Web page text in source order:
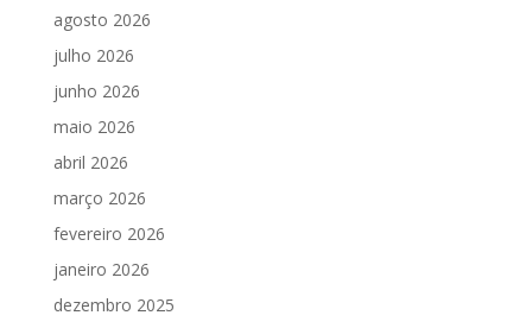
agosto 2026
julho 2026
junho 2026
maio 2026
abril 2026
março 2026
fevereiro 2026
janeiro 2026
dezembro 2025